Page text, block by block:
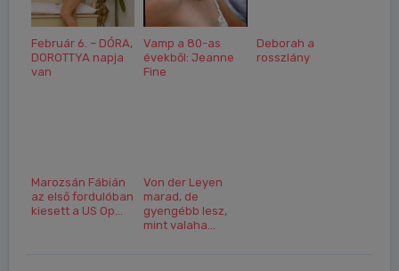
Február 6. – DÓRA,
DOROTTYA napja
van
Vamp a 80-as
évekből: Jeanne
Fine
Deborah a
rosszlány
Marozsán Fábián
az első fordulóban
kiesett a US Op...
Von der Leyen
marad, de
gyengébb lesz,
mint valaha...